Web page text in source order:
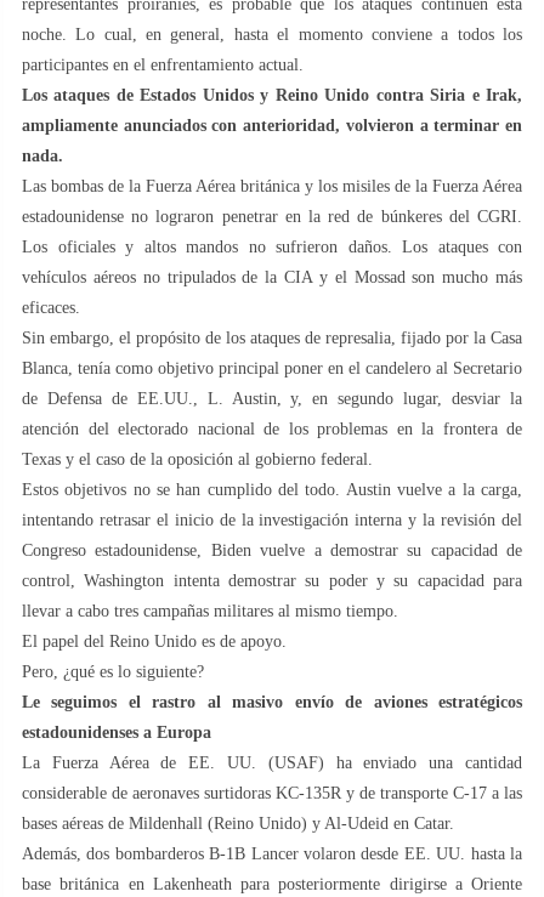
representantes proiraníes, es probable que los ataques continúen esta
noche. Lo cual, en general, hasta el momento conviene a todos los
participantes en el enfrentamiento actual.
Los ataques de Estados Unidos y Reino Unido contra Siria e Irak,
ampliamente anunciados con anterioridad, volvieron a terminar en
nada.
Las bombas de la Fuerza Aérea británica y los misiles de la Fuerza Aérea
estadounidense no lograron penetrar en la red de búnkeres del CGRI.
Los oficiales y altos mandos no sufrieron daños. Los ataques con
vehículos aéreos no tripulados de la CIA y el Mossad son mucho más
eficaces.
Sin embargo, el propósito de los ataques de represalia, fijado por la Casa
Blanca, tenía como objetivo principal poner en el candelero al Secretario
de Defensa de EE.UU., L. Austin, y, en segundo lugar, desviar la
atención del electorado nacional de los problemas en la frontera de
Texas y el caso de la oposición al gobierno federal.
Estos objetivos no se han cumplido del todo. Austin vuelve a la carga,
intentando retrasar el inicio de la investigación interna y la revisión del
Congreso estadounidense, Biden vuelve a demostrar su capacidad de
control, Washington intenta demostrar su poder y su capacidad para
llevar a cabo tres campañas militares al mismo tiempo.
El papel del Reino Unido es de apoyo.
Pero, ¿qué es lo siguiente?
Le seguimos el rastro al masivo envío de aviones estratégicos
estadounidenses a Europa
La Fuerza Aérea de EE. UU. (USAF) ha enviado una cantidad
considerable de aeronaves surtidoras KC-135R y de transporte C-17 a las
bases aéreas de Mildenhall (Reino Unido) y Al-Udeid en Catar.
Además, dos bombarderos B-1B Lancer volaron desde EE. UU. hasta la
base británica en Lakenheath para posteriormente dirigirse a Oriente